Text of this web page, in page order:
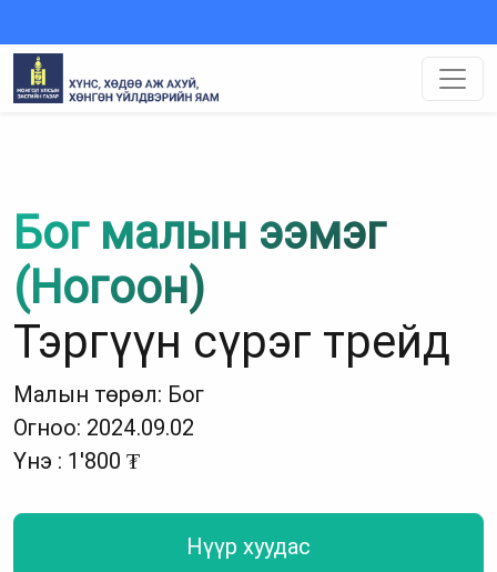
Бог малын ээмэг
(Ногоон)
Тэргүүн сүрэг трейд
Малын төрөл: Бог
Огноо: 2024.09.02
Үнэ : 1'800 ₮
Нүүр хуудас